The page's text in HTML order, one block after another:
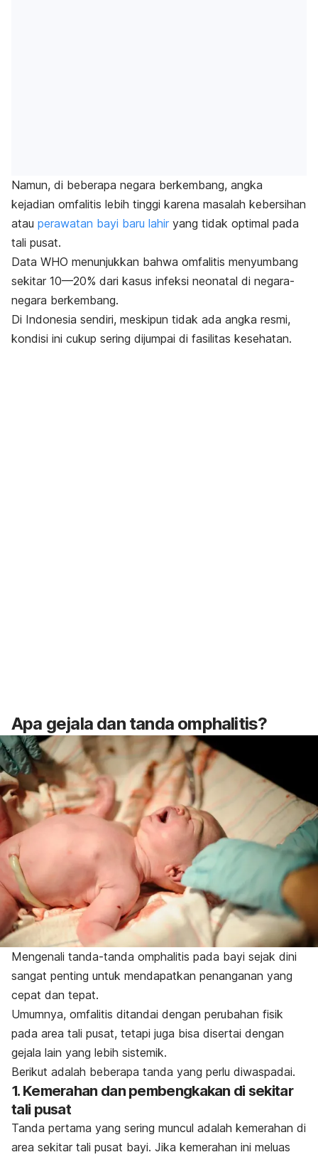
Namun, di beberapa negara berkembang, angka
kejadian omfalitis lebih tinggi karena masalah kebersihan
atau perawatan bayi baru lahir yang tidak optimal pada
tali pusat.
Data WHO menunjukkan bahwa omfalitis menyumbang
sekitar 10—20% dari kasus infeksi neonatal di negara-
negara berkembang.
Di Indonesia sendiri, meskipun tidak ada angka resmi,
kondisi ini cukup sering dijumpai di fasilitas kesehatan.
Apa gejala dan tanda omphalitis?
Mengenali tanda-tanda omphalitis pada bayi sejak dini
sangat penting untuk mendapatkan penanganan yang
cepat dan tepat.
Umumnya, omfalitis ditandai dengan perubahan fisik
pada area tali pusat, tetapi juga bisa disertai dengan
gejala lain yang lebih sistemik.
Berikut adalah beberapa tanda yang perlu diwaspadai.
1. Kemerahan dan pembengkakan di sekitar
tali pusat
Tanda pertama yang sering muncul adalah kemerahan di
area sekitar tali pusat bayi. Jika kemerahan ini meluas